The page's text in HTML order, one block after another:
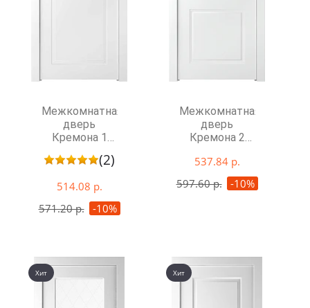
Межкомнатная
дверь
Кремона 1
(2)
514.08 р.
571.20 р.
-10%
Межкомнатная
дверь
Кремона 2
537.84 р.
597.60 р.
-10%
Хит Хит